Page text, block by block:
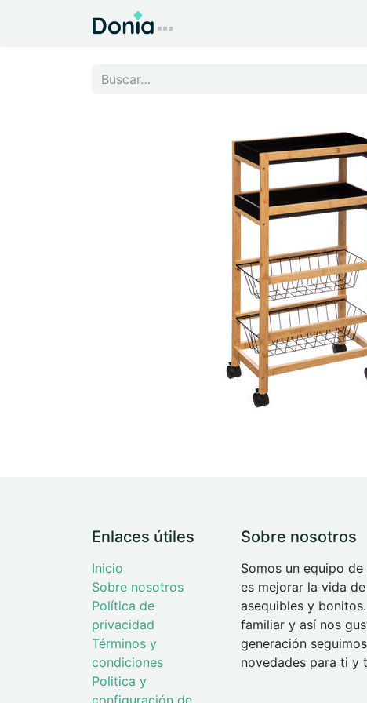
Enlaces útiles
Inicio
Sobre nosotros
Política de
privacidad
Términos y
condiciones
Politica y
configuración de
Sobre nosotros
Somos un equipo
es mejorar la vida
asequibles y
familiar y así nos
generación
novedades para ti y